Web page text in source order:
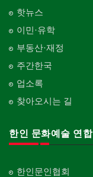
핫뉴스
이민·유학
부동산·재정
주간한국
업소록
찾아오시는 길
한인 문화예술 연합
한인문인협회